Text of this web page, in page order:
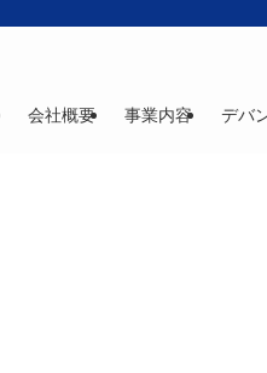
会社概要 事業内容 デバ